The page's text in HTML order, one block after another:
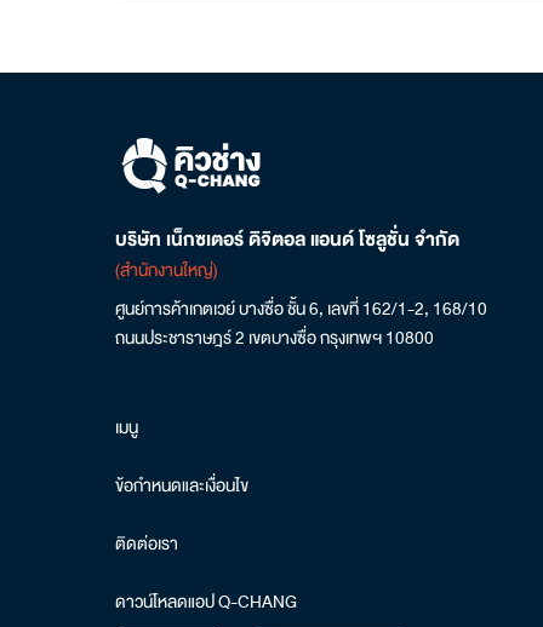
บริษัท เน็กซเตอร์ ดิจิตอล แอนด์ โซลูชั่น จำกัด
(สำนักงานใหญ่)
ศูนย์การค้าเกตเวย์ บางซื่อ ชั้น 6, เลขที่ 162/1-2, 168/10
ถนนประชาราษฎร์ 2 เขตบางซื่อ กรุงเทพฯ 10800
เมนู
ข้อกำหนดและเงื่อนไข
ติดต่อเรา
ดาวน์โหลดแอป Q-CHANG